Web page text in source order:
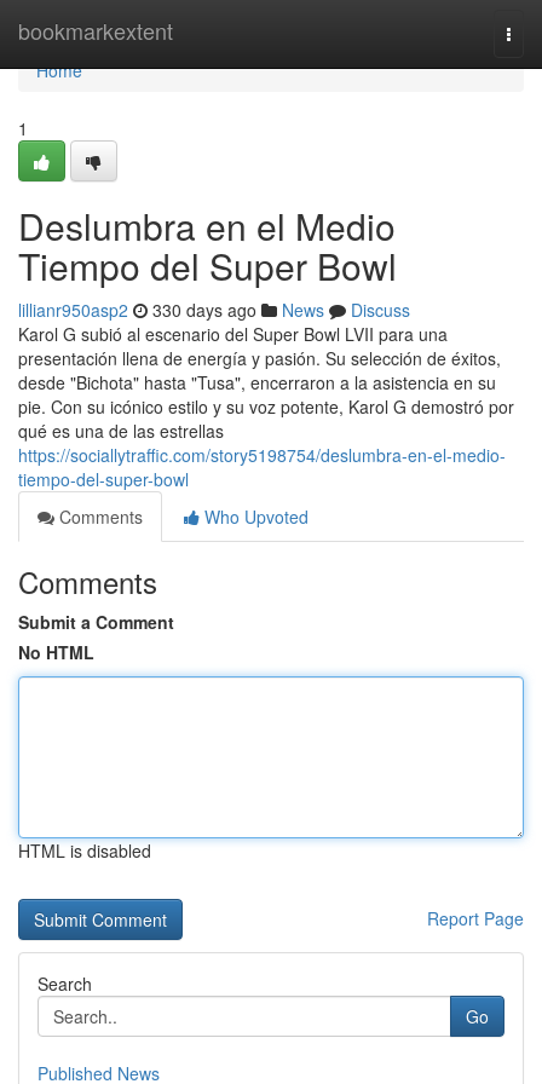
bookmarkextent
Home
Home
1
Deslumbra en el Medio
Tiempo del Super Bowl
lillianr950asp2 330 days ago News
Discuss
Karol G subió al escenario del Super Bowl LVII para una
presentación llena de energía y pasión. Su selección de éxitos,
desde "Bichota" hasta "Tusa", encerraron a la asistencia en su
pie. Con su icónico estilo y su voz potente, Karol G demostró por
qué es una de las estrellas
https://sociallytraffic.com/story5198754/deslumbra-en-el-medio-
tiempo-del-super-bowl
Comments
Who Upvoted
Comments
Submit a Comment
No HTML
HTML is disabled
Report Page
Search
Go
Published News